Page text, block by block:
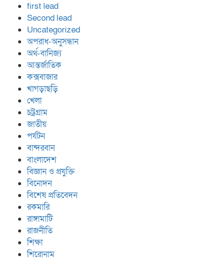
first lead
Second lead
Uncategorized
অপরাধ-অনুসন্ধান
অর্থ-বানিজ্য
আন্তর্জাতিক
কক্সবাজার
খাগড়াছড়ি
খেলা
চট্রগ্রাম
জাতীয়
পর্যটন
বান্দরবান
বাংলাদেশ
বিজ্ঞান ও প্রযুক্তি
বিনোদন
বিশেষ প্রতিবেদন
রকমারি
রাঙ্গামাটি
রাজনীতি
শিক্ষা
শিরোনাম